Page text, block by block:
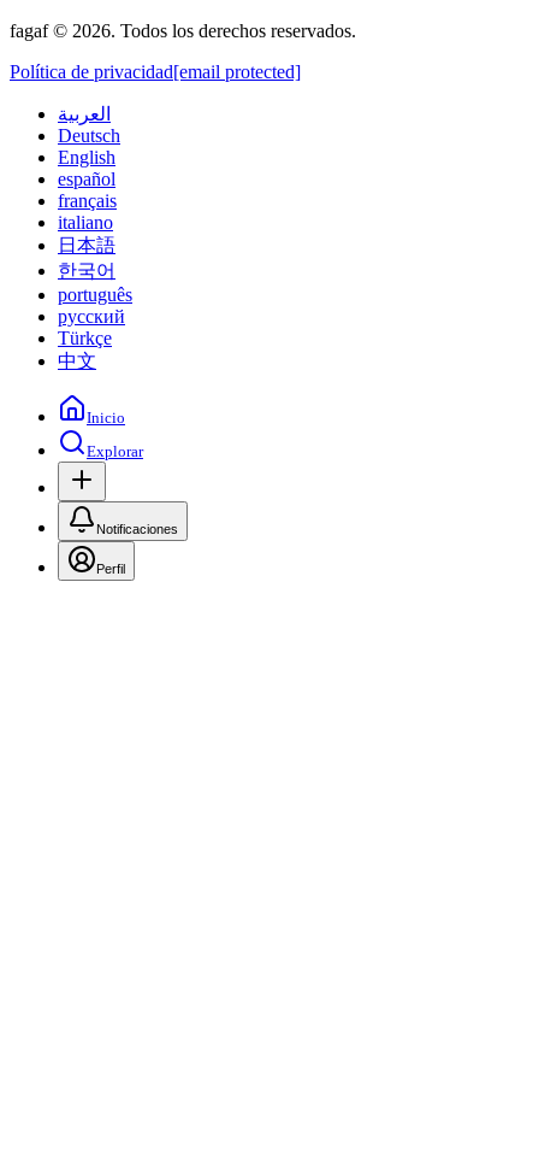
fagaf © 2026. Todos los derechos reservados.
Política de privacidad[email protected]
العربية
Deutsch
English
español
français
italiano
日本語
한국어
português
русский
Türkçe
中文
Inicio
Explorar
Notificaciones
Perfil